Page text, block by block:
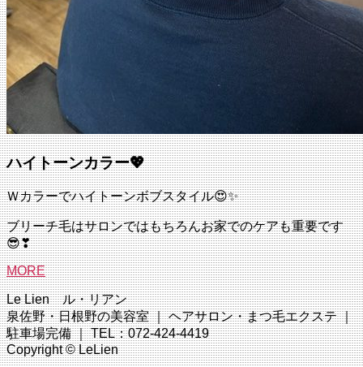
ハイトーンカラー💖
Ｗカラーでハイトーンボブスタイル😍✨
ブリーチ毛はサロンではもちろんお家でのケアも重要です
😎❣
MORE
Le Lien ル・リアン
泉佐野・日根野の美容室 ｜ ヘアサロン・まつ毛エクステ ｜
駐車場完備 ｜ TEL：072-424-4419
Copyright © LeLien